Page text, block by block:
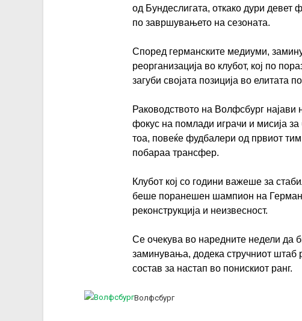
од Бундеслигата, откако дури девет
по завршувањето на сезоната.
Според германските медиуми,
реорганизација во клубот, кој по
загуби својата позиција во елитата
Раководството на Волфсбург најави
фокус на помлади играчи и мисија
тоа, повеќе фудбалери од првиот
побараа трансфер.
Клубот кој со години важеше за
беше поранешен шампион на
реконструкција и неизвесност.
Се очекува во наредните недели да
заминувања, додека стручниот
состав за настап во понискиот ранг.
Волфсбург